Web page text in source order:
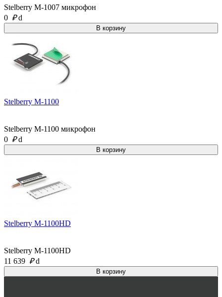
Stelberry M-1007 микрофон
0 ₽ d
Stelberry M-1100
Stelberry M-1100 микрофон
0 ₽ d
Stelberry M-1100HD
Stelberry M-1100HD
11 639 ₽ d